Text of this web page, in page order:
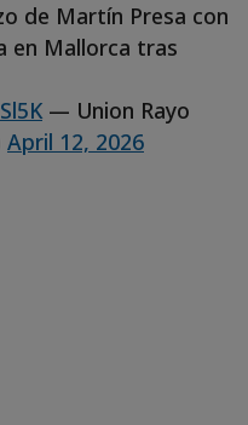
de Martín Presa con
en Mallorca tras
— Union Rayo
April 12, 2026